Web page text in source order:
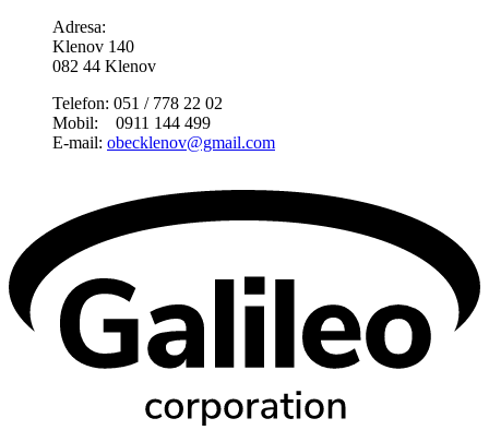
Adresa:
Klenov 140
082 44 Klenov
Telefon: 051 / 778 22 02
Mobil: 0911 144 499
E-mail: obecklenov@gmail.com